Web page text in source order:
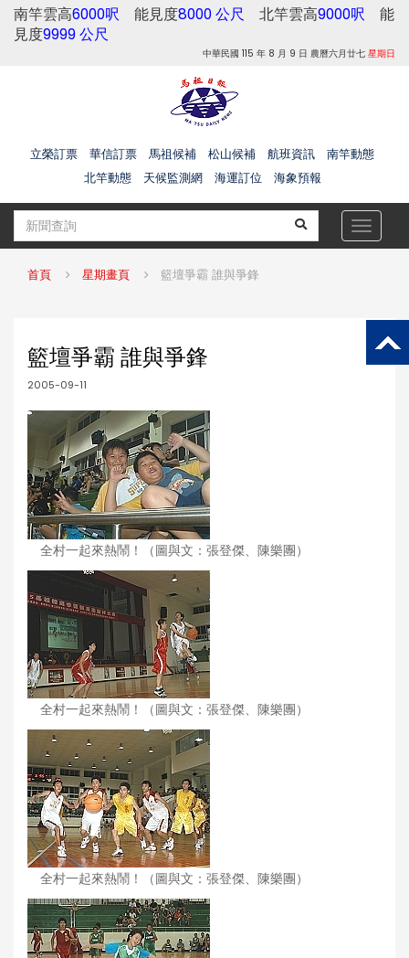
南竿雲高6000呎 能見度8000 公尺 北竿雲高9000呎 能
見度9999 公尺
中華民國 115 年 8 月 9 日 農曆六月廿七 星期日
立榮訂票 華信訂票 馬祖候補 松山候補 航班資訊
南竿動態
北竿動態
天候監測網 海運訂位 海象預報
Toggle
首頁 星期畫頁 籃壇爭霸 誰與爭鋒
籃壇爭霸 誰與爭鋒
2005-09-11
全村一起來熱鬧！（圖與文：張登傑、陳樂團）
全村一起來熱鬧！（圖與文：張登傑、陳樂團）
全村一起來熱鬧！（圖與文：張登傑、陳樂團）